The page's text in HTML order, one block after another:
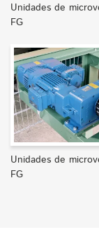
Unidades de
FG
Unidades de
FG